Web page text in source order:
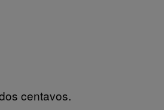
centavos.